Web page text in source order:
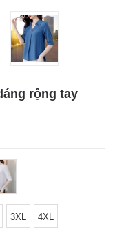
rộng tay
3XL 4XL